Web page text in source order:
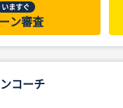
いますぐ
ン審査
コーチ